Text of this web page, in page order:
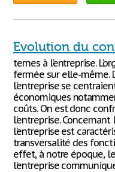
Evolution du
ternes à l’entreprise.
fermée sur elle-même.
l’entreprise se
économiques
coûts. On est donc
l’entreprise.
l’entreprise est
transversalité des
effet, à notre époque,
l’entreprise